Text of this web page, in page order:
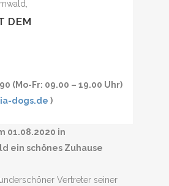
DEM
(Mo-Fr: 09.00 – 19.00 Uhr)
dogs.de )
01.08.2020 in
ein schönes Zuhause
Vertreter seiner